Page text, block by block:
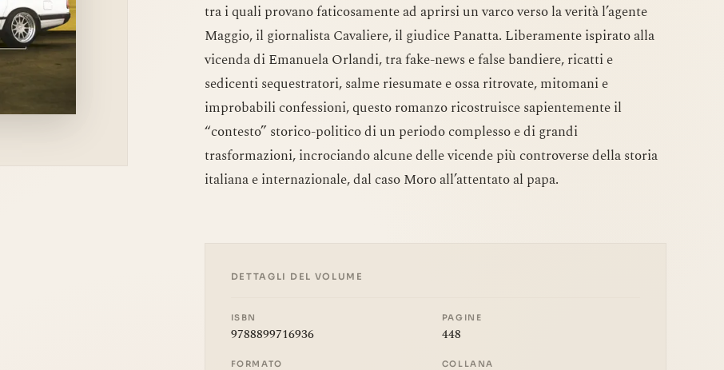
tra i quali provano faticosamente ad aprirsi un varco verso la verità l’agente
Maggio, il giornalista Cavaliere, il giudice Panatta. Liberamente ispirato alla
vicenda di Emanuela Orlandi, tra fake-news e false bandiere, ricatti e
sedicenti sequestratori, salme riesumate e ossa ritrovate, mitomani e
improbabili confessioni, questo romanzo ricostruisce sapientemente il
“contesto” storico-politico di un periodo complesso e di grandi
trasformazioni, incrociando alcune delle vicende più controverse della storia
italiana e internazionale, dal caso Moro all’attentato al papa.
DETTAGLI DEL VOLUME
ISBN
9788899716936
PAGINE
448
FORMATO COLLANA